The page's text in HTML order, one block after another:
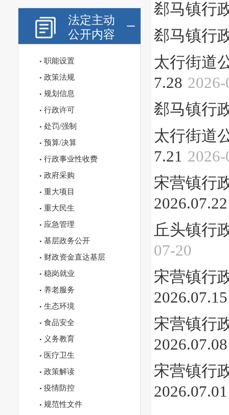
法定主动
公开内容
职能设置
政策法规
规划信息
行政许可
处罚/强制
预算/决算
行政事业性收费
政府采购
重大项目
重大民生
应急管理
基层政务公开
财政资金直达基层
稳岗就业
养老服务
生态环境
食品安全
义务教育
医疗卫生
政策解读
疫情防控
规范性文件
郄马镇行
郄马镇行
太行街道
7.28
郄马镇行
太行街道
7.21
宋营镇行
2026.07.22
丘头镇行
07-20
宋营镇行
2026.07.15
宋营镇行
2026.07.08
宋营镇行
2026.07.01